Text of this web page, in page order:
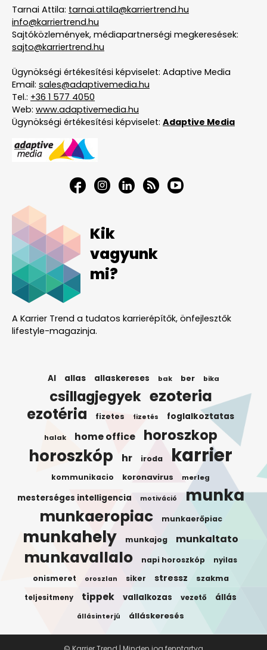
Tarnai Attila: tarnai.attila@karriertrend.hu
info@karriertrend.hu
Sajtóközlemények, médiapartnerségi megkeresések:
sajto@karriertrend.hu
Ügynökségi értékesítési képviselet: Adaptive Media
Email: sales@adaptivemedia.hu
Tel.: +36 1 577 4050
Web: www.adaptivemedia.hu
Ügynökségi értékesítési képviselet: Adaptive Media
Kik
vagyunk
mi?
A Karrier Trend a tudatos karrierépítők, önfejlesztők
lifestyle-magazinja.
AI allas allaskereses bak ber bika
csillagjegyek ezoteria
ezotéria fizetes fizetés foglalkoztatas
halak home office horoszkop
horoszkóp hr iroda karrier
kommunikacio koronavirus merleg
mesterséges intelligencia motiváció munka
munkaeropiac munkaerőpiac
munkahely munkajog munkaltato
munkavallalo napi horoszkóp nyilas
onismeret oroszlan siker stressz szakma
teljesitmeny tippek vallalkozas vezető állás
állásinterjú álláskeresés